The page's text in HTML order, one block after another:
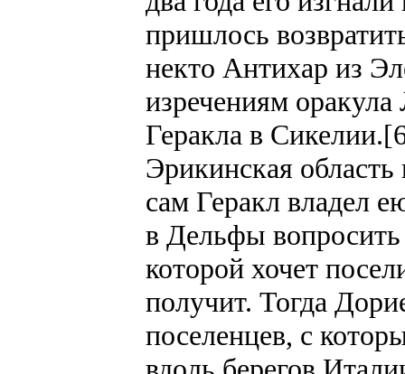
пришлось
некто Антихар из
изречениям
Геракла в
Эрикинская
сам Геракл владел
в Дельфы
которой хочет
получит. Тогда
поселенцев, с